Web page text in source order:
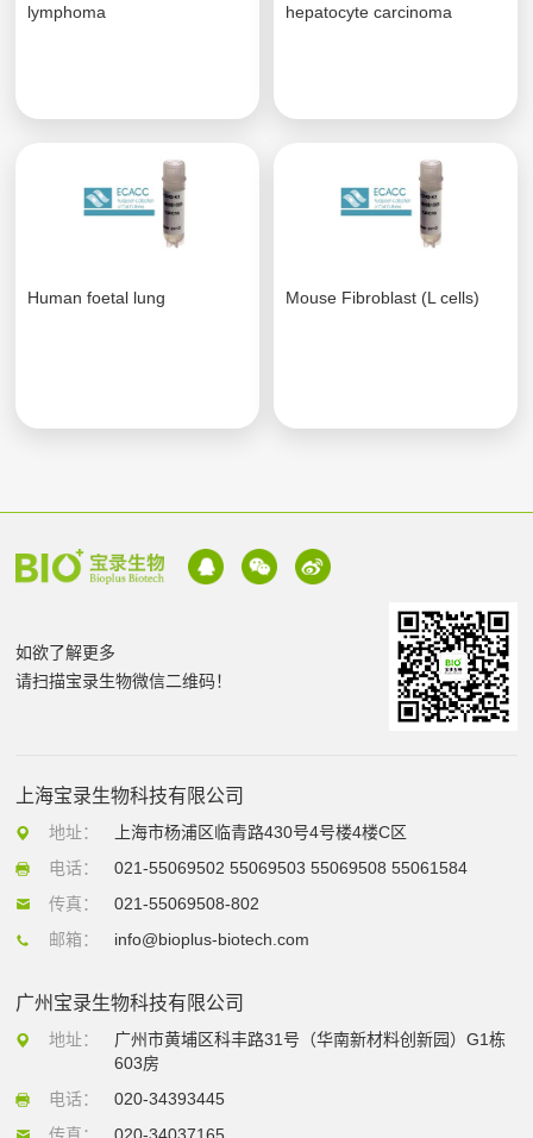
lymphoma
hepatocyte carcinoma
Human foetal lung Mouse Fibroblast (L cells)
如欲了解更多
请扫描宝录生物微信二维码！
上海宝录生物科技有限公司
地址：
上海市杨浦区临青路430号4号楼4楼C区
电话：
021-55069502 55069503 55069508 55061584
传真：
021-55069508-802
邮箱：
info@bioplus-biotech.com
广州宝录生物科技有限公司
地址：
广州市黄埔区科丰路31号（华南新材料创新园）G1栋
603房
电话：
020-34393445